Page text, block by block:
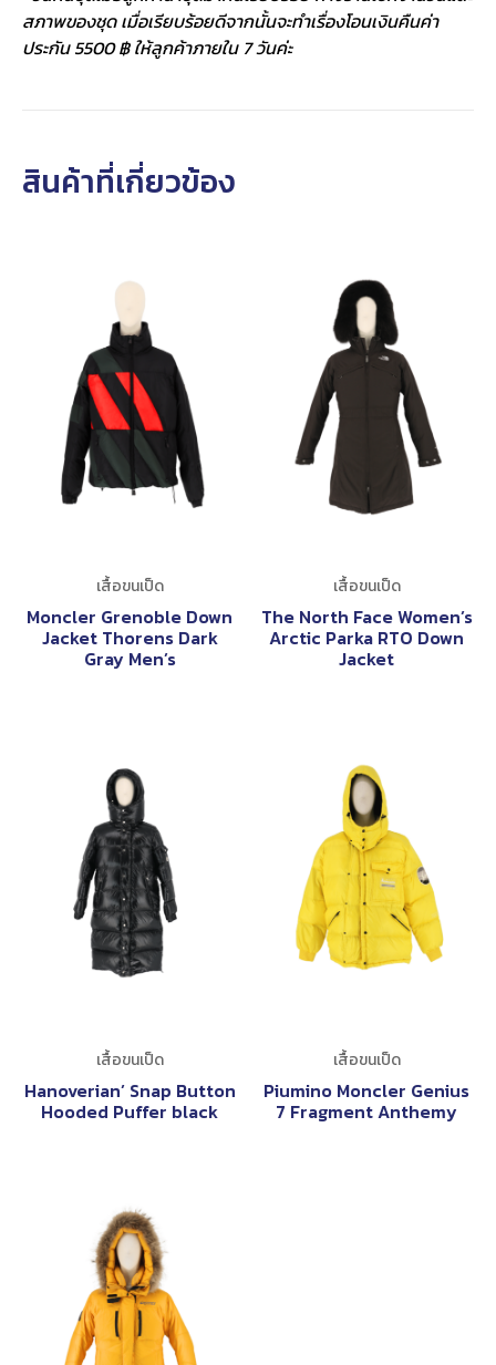
สภาพของชุด เมื่อเรียบร้อยดีจากนั้นจะทำเรื่องโอนเงินคืนค่า
ประกัน 5500 ฿ ให้ลูกค้าภายใน 7 วันค่ะ
สินค้าที่เกี่ยวข้อง
เสื้อขนเป็ด
Moncler Grenoble Down
Jacket Thorens Dark
Gray Men’s
เสื้อขนเป็ด
The North Face Women’s
Arctic Parka RTO Down
Jacket
เสื้อขนเป็ด
Hanoverian’ Snap Button
Hooded Puffer black
เสื้อขนเป็ด
Piumino Moncler Genius
7 Fragment Anthemy